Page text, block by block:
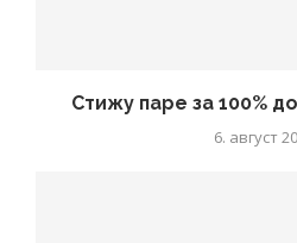
Стижу паре за 100%
6. август